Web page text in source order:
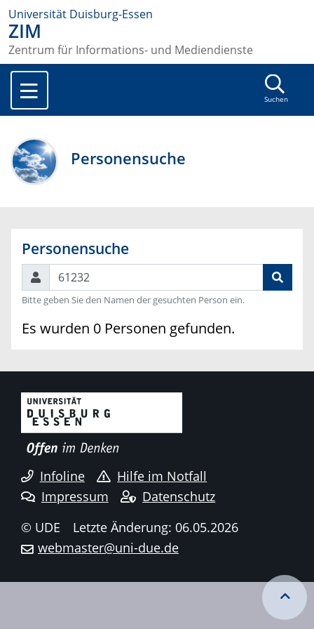
Universität Duisburg-Essen
ZIM
Zentrum für Informations- und Mediendienste
Suchen
Personensuche
Personensuche
Suchen
Bitte geben Sie den Namen der gesuchten Person ein.
Es wurden 0 Personen gefunden.
Infoline
Hilfe im Notfall
Impressum
Datenschutz
© UDE
Letzte Änderung: 06.05.2026
webmaster@uni-due.de